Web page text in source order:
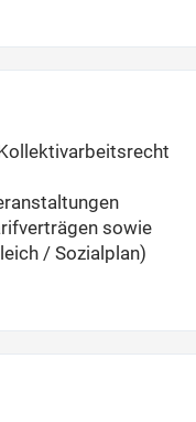
sowie
/ Sozialplan)